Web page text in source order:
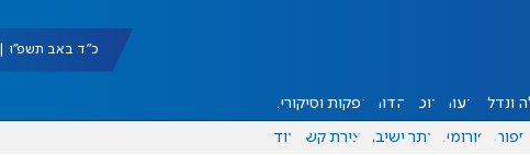
כ"ד באב תשפ"ו | 07/08/2026
ונדל"ן דעות אוכל יהדות הפקות וסיקורים
ספורט פורומים אתר ישיבה יצירת קשר עוד